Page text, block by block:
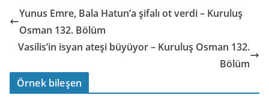
Yunus Emre, Bala Hatun’a şifalı ot verdi – Kuruluş
Osman 132. Bölüm
Vasilis’in isyan ateşi büyüyor – Kuruluş Osman 132.
Bölüm
Örnek bileşen